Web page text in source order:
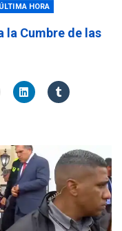
ÚLTIMA HORA
la Cumbre de las